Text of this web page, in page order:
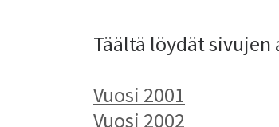
Täältä löydät
Vuosi 2001
Vuosi 2002